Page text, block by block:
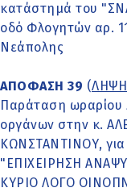
κατάστημά του
οδό Φλογητών αρ.
Νεάπολης
ΑΠΟΦΑΣΗ 39 (ΛΗΨΗ
Παράταση ωραρίου
οργάνων στην κ.
ΚΩΝΣΤΑΝΤΙΝΟΥ,
"ΕΠΙΧΕΙΡΗΣΗ
ΚΥΡΙΟ ΛΟΓΟ